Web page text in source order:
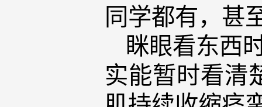
同学都有，甚
眯眼看东西
实能暂时看清